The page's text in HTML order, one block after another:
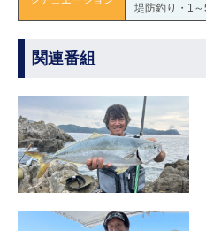
堤防釣り・1
関連番組